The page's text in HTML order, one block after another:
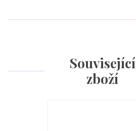
Související
zboží